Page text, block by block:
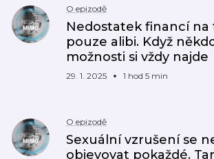
O epizodě
Nedostatek financí na
pouze alibi. Když
možnosti si vždy najde
29. 1. 2025 1 hod 5 min
O epizodě
Sexuální vzrušení se
objevovat pokaždé.